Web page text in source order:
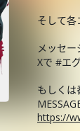
そして各
メッセー
Xで #エ
もしくは
https://